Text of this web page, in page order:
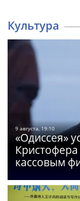
Культура
9 августа, 19:10
«Одиссея»
кассовым